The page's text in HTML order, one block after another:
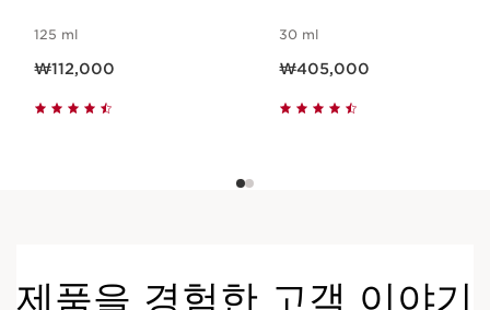
125 ml
₩112,000
30 ml
₩405,000
제품을 경험한 고객 이야기